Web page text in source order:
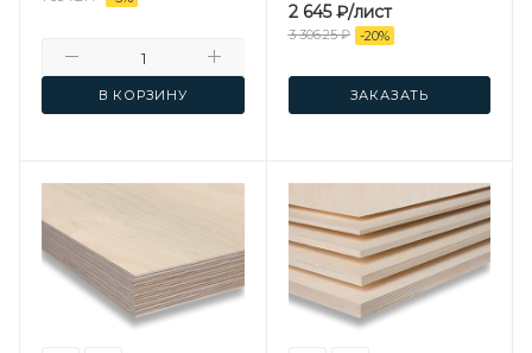
В КОРЗИНУ
2 645₽/лист
3 306.25₽ -20%
ЗАКАЗАТЬ